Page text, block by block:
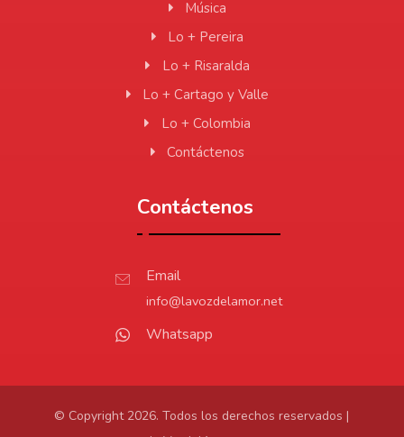
Música
Lo + Pereira
Lo + Risaralda
Lo + Cartago y Valle
Lo + Colombia
Contáctenos
Contáctenos
Email
info@lavozdelamor.net
Whatsapp
© Copyright 2026. Todos los derechos reservados |